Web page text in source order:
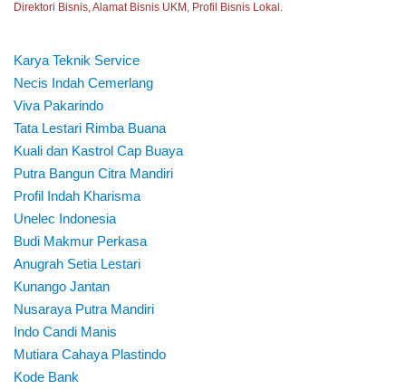
Direktori Bisnis, Alamat Bisnis UKM, Profil Bisnis Lokal.
Karya Teknik Service
Necis Indah Cemerlang
Viva Pakarindo
Tata Lestari Rimba Buana
Kuali dan Kastrol Cap Buaya
Putra Bangun Citra Mandiri
Profil Indah Kharisma
Unelec Indonesia
Budi Makmur Perkasa
Anugrah Setia Lestari
Kunango Jantan
Nusaraya Putra Mandiri
Indo Candi Manis
Mutiara Cahaya Plastindo
Kode Bank